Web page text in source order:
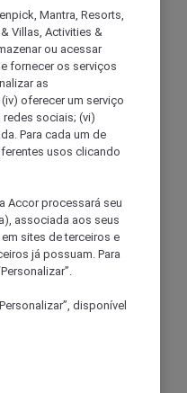
Mantra, Resorts,
Villas, Activities &
ou acessar
fornecer os serviços
as
oferecer um serviço
redes sociais; (vi)
Para cada um de
usos clicando
Accor processará seu
associada aos seus
sites de terceiros e
já possuam. Para
disponível